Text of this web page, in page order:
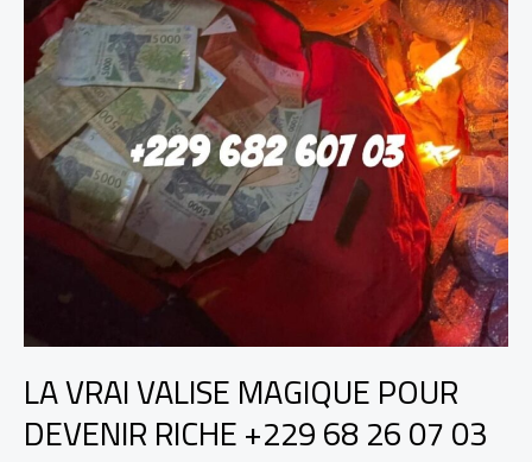
LA VRAI VALISE MAGIQUE POUR
DEVENIR RICHE +229 68 26 07 03